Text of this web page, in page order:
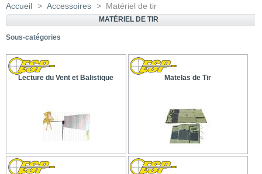
Accueil > Accessoires > Matériel de tir
MATÉRIEL DE TIR
Sous-catégories
Lecture du Vent et Balistique Matelas de Tir